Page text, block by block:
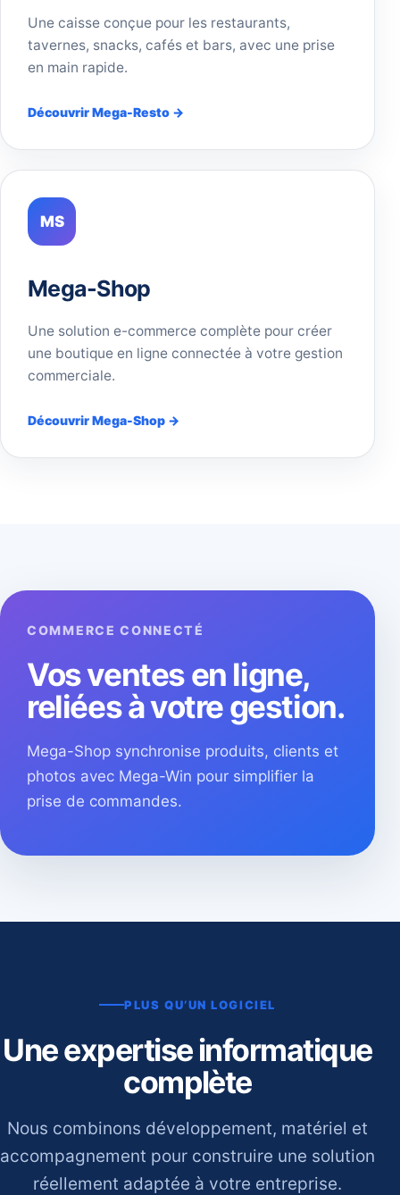
Une caisse conçue pour les restaurants,
tavernes, snacks, cafés et bars, avec une prise
en main rapide.
Découvrir Mega-Resto →
MS
Mega-Shop
Une solution e-commerce complète pour créer
une boutique en ligne connectée à votre gestion
commerciale.
Découvrir Mega-Shop →
COMMERCE CONNECTÉ
Vos ventes en ligne,
reliées à votre gestion.
Mega-Shop synchronise produits, clients et
photos avec Mega-Win pour simplifier la
prise de commandes.
PLUS QU’UN LOGICIEL
Une expertise informatique
complète
Nous combinons développement, matériel et
accompagnement pour construire une solution
réellement adaptée à votre entreprise.